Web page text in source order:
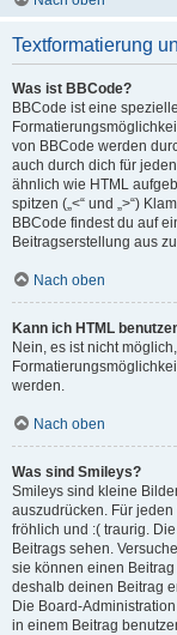
Textformatierung
Was ist BBCode?
BBCode ist eine
von BBCode werden
auch durch dich für
ähnlich wie HTML
spitzen („<“ und „>“)
BBCode findest du auf
Beitragserstellung aus
Nach oben
Kann ich HTML
Nein, es ist nicht
werden.
Nach oben
Was sind Smileys?
Smileys sind kleine
auszudrücken. Für
fröhlich und :( traurig.
Beitrags sehen.
sie können einen
deshalb deinen Beitrag
Die Board-
in einem Beitrag